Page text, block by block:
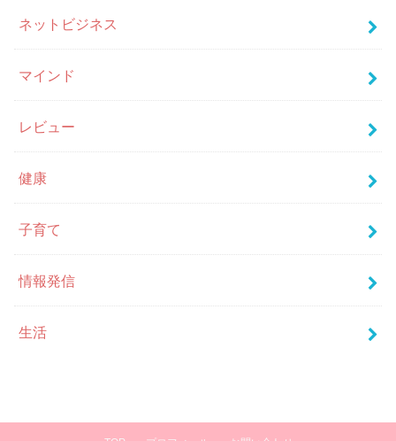
ネットビジネス
マインド
レビュー
健康
子育て
情報発信
生活